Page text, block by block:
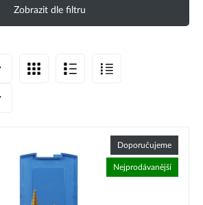
Zobrazit dle filtru
Doporučujeme
Nejprodávanější